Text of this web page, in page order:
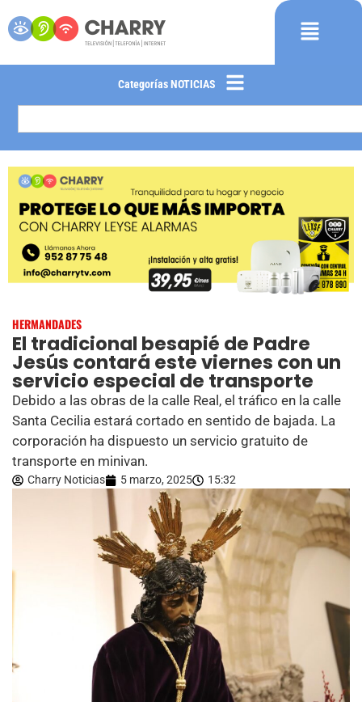
Categorías NOTICIAS
HERMANDADES
El tradicional besapié de Padre
Jesús contará este viernes con un
servicio especial de transporte
Debido a las obras de la calle Real, el tráfico en la calle
Santa Cecilia estará cortado en sentido de bajada. La
corporación ha dispuesto un servicio gratuito de
transporte en minivan.
Charry Noticias 5 marzo, 2025 15:32